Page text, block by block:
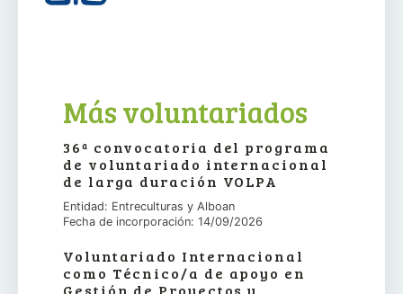
Más voluntariados
36ª convocatoria del programa
de voluntariado internacional
de larga duración VOLPA
Entidad: Entreculturas y Alboan
Fecha de incorporación: 14/09/2026
Voluntariado Internacional
como Técnico/a de apoyo en
Gestión de Proyectos y